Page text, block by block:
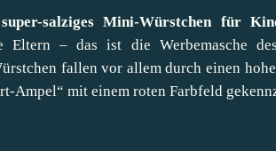
salziges Mini-Würstchen für
Eltern – das ist die Werbemasche
fallen vor allem durch einen
Ampel“ mit einem roten Farbfeld